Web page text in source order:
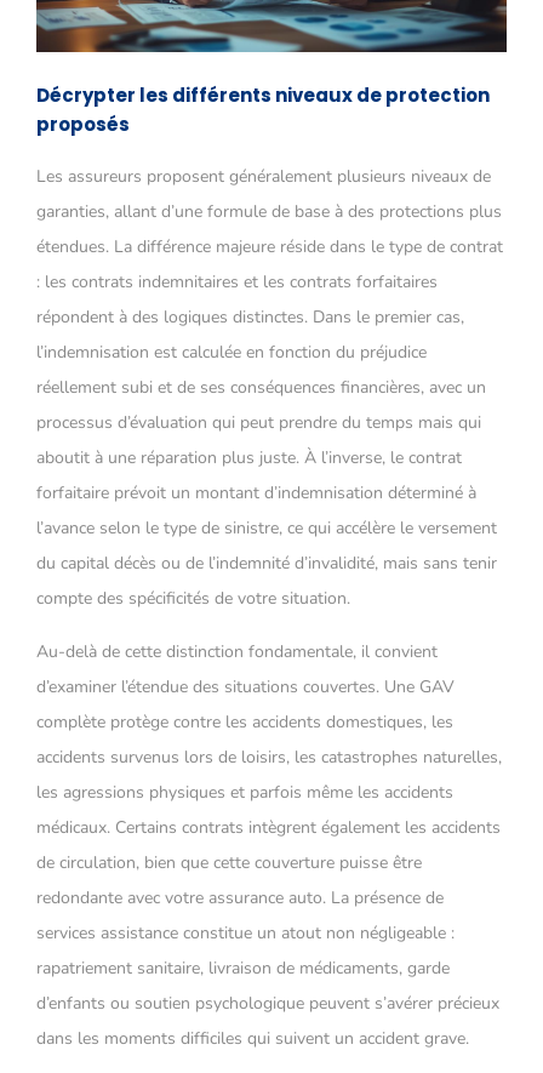
Décrypter les différents niveaux de protection
proposés
Les assureurs proposent généralement plusieurs niveaux de
garanties, allant d’une formule de base à des protections plus
étendues. La différence majeure réside dans le type de contrat
: les contrats indemnitaires et les contrats forfaitaires
répondent à des logiques distinctes. Dans le premier cas,
l’indemnisation est calculée en fonction du préjudice
réellement subi et de ses conséquences financières, avec un
processus d’évaluation qui peut prendre du temps mais qui
aboutit à une réparation plus juste. À l’inverse, le contrat
forfaitaire prévoit un montant d’indemnisation déterminé à
l’avance selon le type de sinistre, ce qui accélère le versement
du capital décès ou de l’indemnité d’invalidité, mais sans tenir
compte des spécificités de votre situation.
Au-delà de cette distinction fondamentale, il convient
d’examiner l’étendue des situations couvertes. Une GAV
complète protège contre les accidents domestiques, les
accidents survenus lors de loisirs, les catastrophes naturelles,
les agressions physiques et parfois même les accidents
médicaux. Certains contrats intègrent également les accidents
de circulation, bien que cette couverture puisse être
redondante avec votre assurance auto. La présence de
services assistance constitue un atout non négligeable :
rapatriement sanitaire, livraison de médicaments, garde
d’enfants ou soutien psychologique peuvent s’avérer précieux
dans les moments difficiles qui suivent un accident grave.